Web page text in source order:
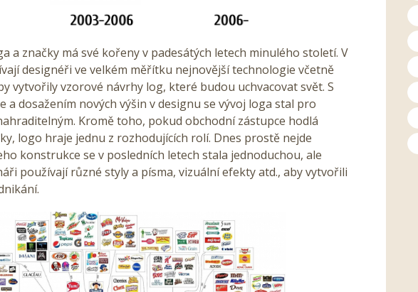
a značky má své kořeny v padesátých letech minulého století. V
designéři ve velkém měřítku nejnovější technologie včetně
vytvořily vzorové návrhy log, které budou uchvacovat svět. S
a dosažením nových výšin v designu se vývoj loga stal pro
Kromě toho, pokud obchodní zástupce hodlá
logo hraje jednu z rozhodujících rolí. Dnes prostě nejde
konstrukce se v posledních letech stala jednoduchou, ale
používají různé styly a písma, vizuální efekty atd., aby vytvořili